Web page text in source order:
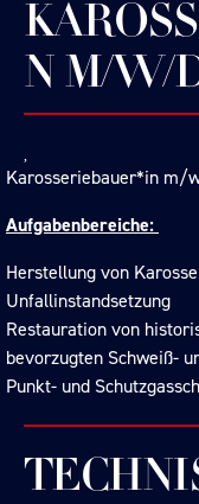
N M/W/
Karosseriebauer*in m/
Aufgabenbereiche:
Herstellung von
Unfallinstandsetzung
Restauration von
bevorzugten Schweiß-
Punkt- und